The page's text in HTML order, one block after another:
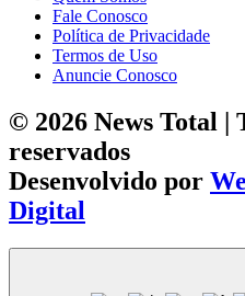
Fale Conosco
Política de Privacidade
Termos de Uso
Anuncie Conosco
© 2026 News Total |
reservados
Desenvolvido por
Digital